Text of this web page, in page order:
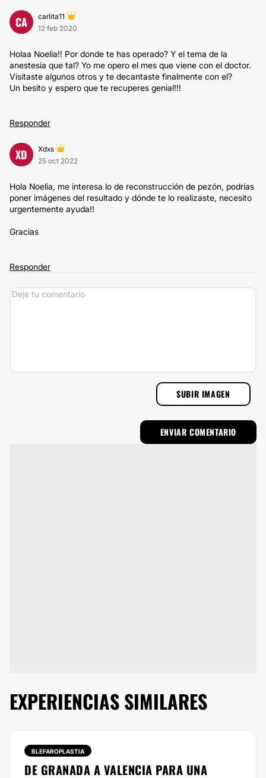
CA
carlita11
12 feb 2020
Holaa Noelia!! Por donde te has operado? Y el tema de la
anestesia que tal? Yo me opero el mes que viene con el doctor.
Visitaste algunos otros y te decantaste finalmente con el?
Un besito y espero que te recuperes genial!!!
Responder
XD
Xdxs
25 oct 2022
Hola Noelia, me interesa lo de reconstrucción de pezón, podrías
poner imágenes del resultado y dónde te lo realizaste, necesito
urgentemente ayuda!!
Gracias
Responder
SUBIR IMAGEN
EXPERIENCIAS SIMILARES
BLEFAROPLASTIA
DE GRANADA A VALENCIA PARA UNA